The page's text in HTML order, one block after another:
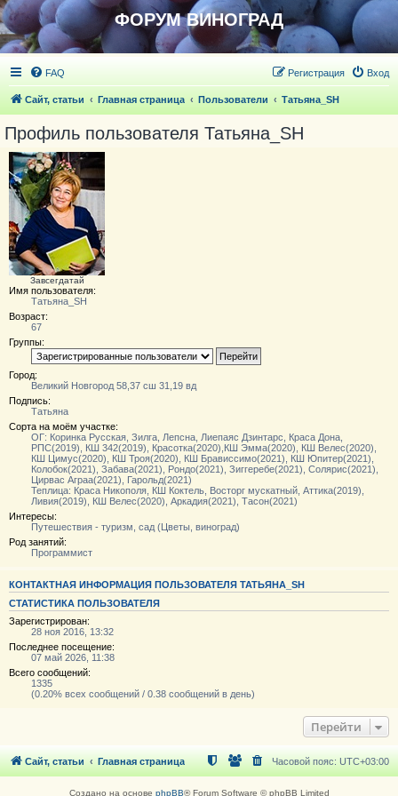
ФОРУМ ВИНОГРАД
FAQ Вход
Регистрация
Сайт, статьи Главная страница Пользователи Татьяна_SH
Профиль пользователя Татьяна_SH
Завсегдатай
Имя пользователя:
Татьяна_SH
Возраст:
67
Группы:
Город:
Великий Новгород 58,37 сш 31,19 вд
Подпись:
Татьяна
Сорта на моём участке:
ОГ: Коринка Русская, Зилга, Лепсна, Лиепаяс Дзинтарс, Краса Дона,
РПС(2019), КШ 342(2019), Красотка(2020),КШ Эмма(2020), КШ Велес(2020),
КШ Цимус(2020), КШ Троя(2020), КШ Брависсимо(2021), КШ Юпитер(2021),
Колобок(2021), Забава(2021), Рондо(2021), Зиггеребе(2021), Солярис(2021),
Цирвас Аграа(2021), Гарольд(2021)
Теплица: Краса Никополя, КШ Коктель, Восторг мускатный, Аттика(2019),
Ливия(2019), КШ Велес(2020), Аркадия(2021), Тасон(2021)
Интересы:
Путешествия - туризм, сад (Цветы, виноград)
Род занятий:
Программист
КОНТАКТНАЯ ИНФОРМАЦИЯ ПОЛЬЗОВАТЕЛЯ ТАТЬЯНА_SH
СТАТИСТИКА ПОЛЬЗОВАТЕЛЯ
Зарегистрирован:
28 ноя 2016, 13:32
Последнее посещение:
07 май 2026, 11:38
Всего сообщений:
1335
(0.20% всех сообщений / 0.38 сообщений в день)
Перейти
Сайт, статьи Главная страница Часовой пояс: UTC+03:00
Создано на основе phpBB® Forum Software © phpBB Limited